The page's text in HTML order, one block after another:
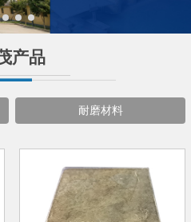
产品
耐磨材料